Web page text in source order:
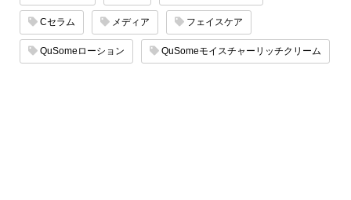
Cセラム メディア フェイスケア
QuSomeローション QuSomeモイスチャーリッチクリーム